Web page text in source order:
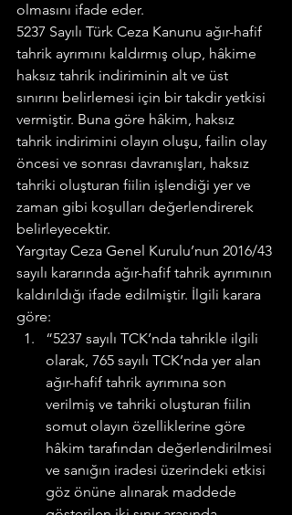
olmasını ifade eder.
5237 Sayılı Türk Ceza Kanunu ağır-hafif
tahrik ayrımını kaldırmış olup, hâkime
haksız tahrik indiriminin alt ve üst
sınırını belirlemesi için bir takdir yetkisi
vermiştir. Buna göre hâkim, haksız
tahrik indirimini olayın oluşu, failin olay
öncesi ve sonrası davranışları, haksız
tahriki oluşturan fiilin işlendiği yer ve
zaman gibi koşulları değerlendirerek
belirleyecektir.
Yargıtay Ceza Genel Kurulu’nun 2016/43
sayılı kararında ağır-hafif tahrik ayrımının
kaldırıldığı ifade edilmiştir. İlgili karara
göre:
“5237 sayılı TCK’nda tahrikle ilgili
olarak, 765 sayılı TCK’nda yer alan
ağır-hafif tahrik ayrımına son
verilmiş ve tahriki oluşturan fiilin
somut olayın özelliklerine göre
hâkim tarafından değerlendirilmesi
ve sanığın iradesi üzerindeki etkisi
göz önüne alınarak maddede